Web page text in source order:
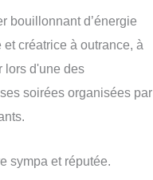
bouillonnant d’énergie
et créatrice à outrance, à
lors d'une des
soirées organisées par
sympa et réputée.